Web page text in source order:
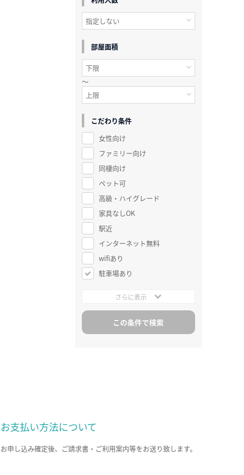
部屋面積
～
こだわり条件
女性向け
ファミリー向け
同棲向け
ペット可
高級・ハイグレード
家具なしOK
駅近
インターネット無料
wifiあり
駐車場あり
さらに表示
お支払い方法について
お申し込み確定後、ご請求書・ご利用案内等をお送り致します。